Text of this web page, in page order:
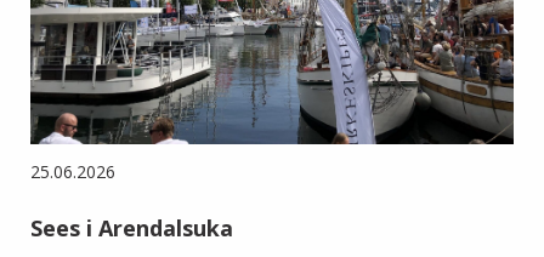
25.06.2026
Sees i Arendalsuka